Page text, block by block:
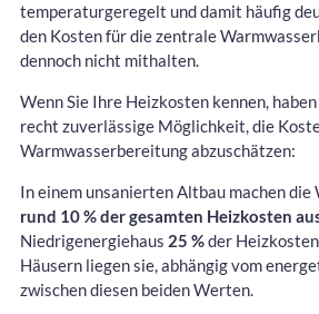
temperaturgeregelt und damit häufig
den Kosten für die zentrale
dennoch nicht mithalten.
Wenn Sie Ihre Heizkosten kennen,
recht zuverlässige Möglichkeit, die
Warmwasserbereitung abzuschätzen:
In einem unsanierten Altbau machen
rund 10 % der gesamten Heizkosten
Niedrigenergiehaus 25 %der
Häusern liegen sie, abhängig vom
zwischen diesen beiden Werten.